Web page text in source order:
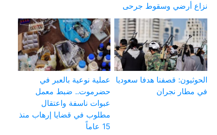
نزاع أرضي وسقوط جرحى
الحوثيون: قصفنا هدفا سعوديا
في مطار نجران
عملية نوعية بالعبر في
حضرموت.. ضبط معمل
عبوات ناسفة واعتقال
مطلوب في قضايا إرهاب منذ
15 عاماً